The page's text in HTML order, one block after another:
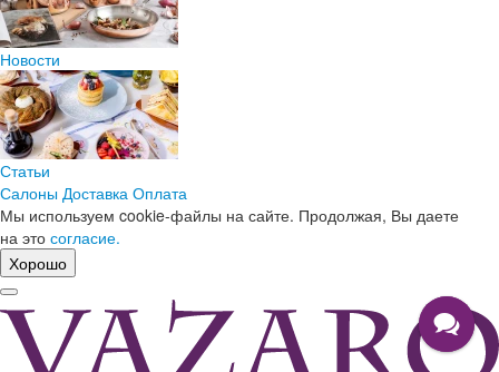
Новости
Статьи
Салоны Доставка Оплата
Мы используем cookie-файлы на сайте. Продолжая, Вы даете
на это согласие.
Хорошо